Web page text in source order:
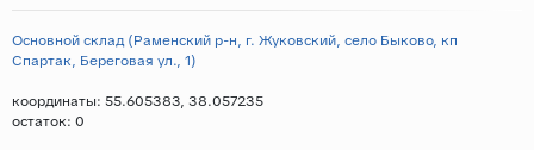
Основной склад (Раменский р-н, г. Жуковский, село Быково, кп
Спартак, Береговая ул., 1)
координаты: 55.605383, 38.057235
остаток: 0